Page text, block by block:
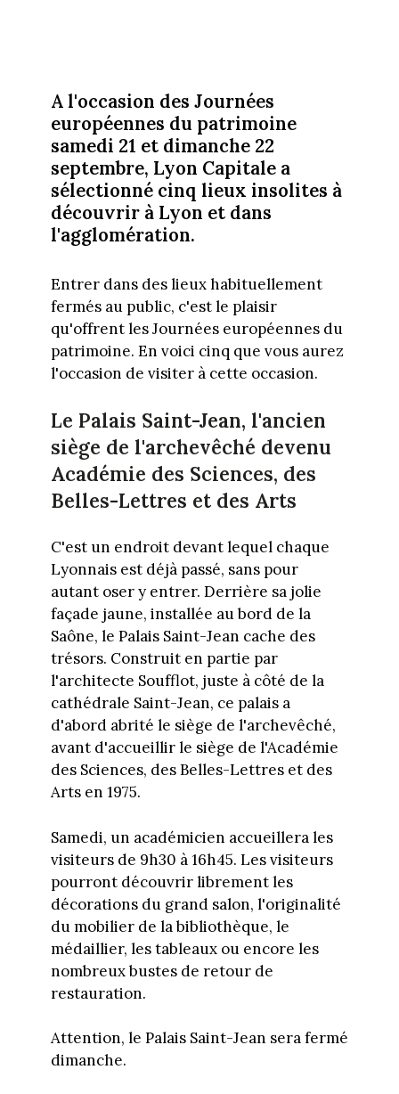
A l'occasion des Journées
européennes du patrimoine
samedi 21 et dimanche 22
septembre, Lyon Capitale a
sélectionné cinq lieux insolites à
découvrir à Lyon et dans
l'agglomération.
Entrer dans des lieux habituellement
fermés au public, c'est le plaisir
qu'offrent les Journées européennes du
patrimoine. En voici cinq que vous aurez
l'occasion de visiter à cette occasion.
Le Palais Saint-Jean, l'ancien
siège de l'archevêché devenu
Académie des Sciences, des
Belles-Lettres et des Arts
C'est un endroit devant lequel chaque
Lyonnais est déjà passé, sans pour
autant oser y entrer. Derrière sa jolie
façade jaune, installée au bord de la
Saône, le Palais Saint-Jean cache des
trésors. Construit en partie par
l'architecte Soufflot, juste à côté de la
cathédrale Saint-Jean, ce palais a
d'abord abrité le siège de l'archevêché,
avant d'accueillir le siège de l'Académie
des Sciences, des Belles-Lettres et des
Arts en 1975.
Samedi, un académicien accueillera les
visiteurs de 9h30 à 16h45. Les visiteurs
pourront découvrir librement les
décorations du grand salon, l'originalité
du mobilier de la bibliothèque, le
médaillier, les tableaux ou encore les
nombreux bustes de retour de
restauration.
Attention, le Palais Saint-Jean sera fermé
dimanche.